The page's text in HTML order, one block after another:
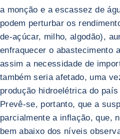
a monção e a escassez de
podem perturbar os
de-açúcar, milho, algodão),
enfraquecer o abastecimento
assim a necessidade de
também seria afetado, uma
produção hidroelétrica do
Prevê-se, portanto, que a
parcialmente a inflação, que,
bem abaixo dos níveis